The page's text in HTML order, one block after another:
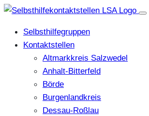
Selbsthilfegruppen
Kontaktstellen
Altmarkkreis Salzwedel
Anhalt-Bitterfeld
Börde
Burgenlandkreis
Dessau-Roßlau